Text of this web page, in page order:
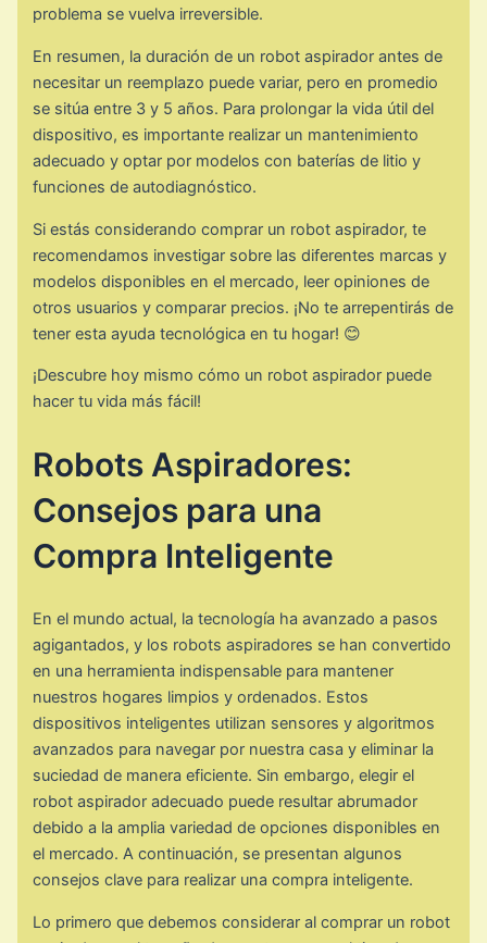
problema se vuelva irreversible.
En resumen, la duración de un robot aspirador antes de
necesitar un reemplazo puede variar, pero en promedio
se sitúa entre 3 y 5 años. Para prolongar la vida útil del
dispositivo, es importante realizar un mantenimiento
adecuado y optar por modelos con baterías de litio y
funciones de autodiagnóstico.
Si estás considerando comprar un robot aspirador, te
recomendamos investigar sobre las diferentes marcas y
modelos disponibles en el mercado, leer opiniones de
otros usuarios y comparar precios. ¡No te arrepentirás de
tener esta ayuda tecnológica en tu hogar! 😊
¡Descubre hoy mismo cómo un robot aspirador puede
hacer tu vida más fácil!
Robots Aspiradores:
Consejos para una
Compra Inteligente
En el mundo actual, la tecnología ha avanzado a pasos
agigantados, y los robots aspiradores se han convertido
en una herramienta indispensable para mantener
nuestros hogares limpios y ordenados. Estos
dispositivos inteligentes utilizan sensores y algoritmos
avanzados para navegar por nuestra casa y eliminar la
suciedad de manera eficiente. Sin embargo, elegir el
robot aspirador adecuado puede resultar abrumador
debido a la amplia variedad de opciones disponibles en
el mercado. A continuación, se presentan algunos
consejos clave para realizar una compra inteligente.
Lo primero que debemos considerar al comprar un robot